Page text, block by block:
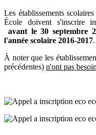
Les établissements
École doivent s'inscrire
avant le 30 septembre
l'année scolaire 2016-2017.
À noter que les
précédentes) n'ont pas besoin